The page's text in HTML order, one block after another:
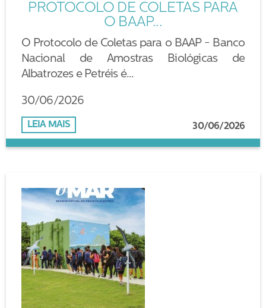
PROTOCOLO DE COLETAS PARA
O BAAP...
O Protocolo de Coletas para o BAAP - Banco
Nacional de Amostras Biológicas de
Albatrozes e Petréis é...
30/06/2026
30/06/2026
LEIA MAIS